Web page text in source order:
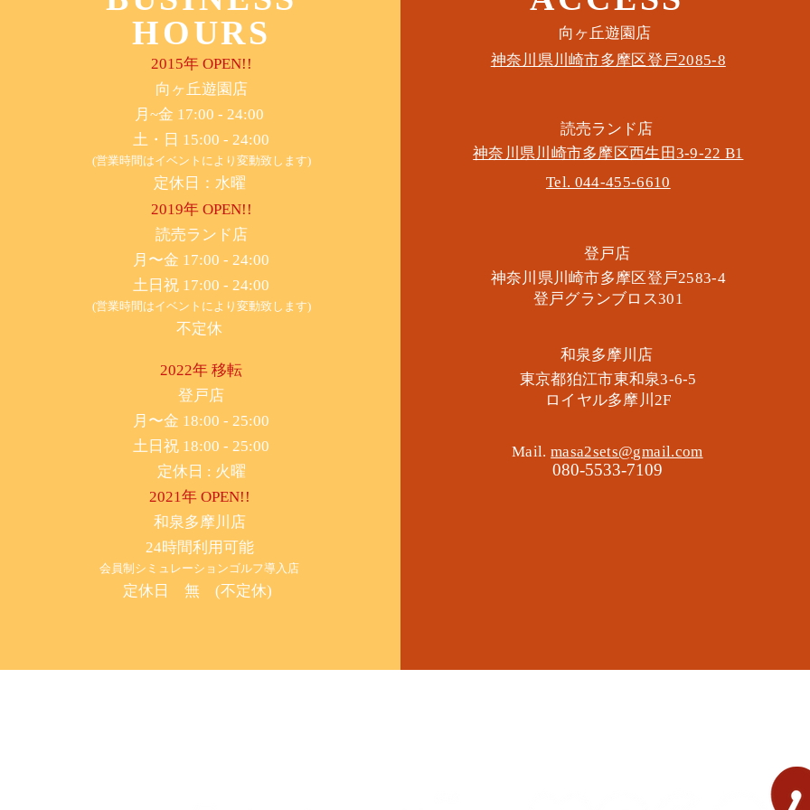
このイベントをシェア
HOURS
2015年 OPEN!!
​向ヶ丘遊園店
月~金 17:00 - 24:00
土・日 15:00 - 24:00
(営業時間はイベントにより変動致します)
定休日：水曜
2019年 OPEN!!
​読売ランド店
月〜金 17:00 - 24:00
土日祝 17:00 - 24:00
(営業時間はイベントにより変動致します)
不定休
2022年 移転
​登戸店
月〜金 18:00 - 25:00
土日祝 18:00 - 25:00
​定休日 : 火曜
2021年 OPEN!!
​和泉多摩川店
24時間利用可能
​会員制シミュレーションゴルフ導入店
定休日 無 (不定休)
​向ヶ丘遊園店
神奈川県川崎市多摩区​登戸2085-8
​読売ランド店
神奈川県川崎市多摩区​西生田3-9-22 B1
Tel. 044-455-6610
​登戸店
神奈川県川崎市多摩区​登戸2583-4
​登戸グランブロス301
​和泉多摩川店
東京都狛江市東和泉3-6-5
​ロイヤル多摩川2F
Mail.masa2sets@gmail.com
080-5533-7109